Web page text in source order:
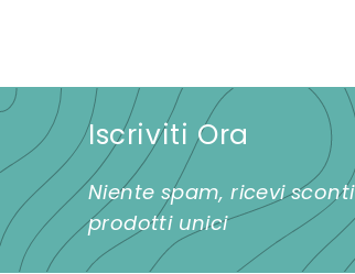
0
Iscriviti Ora
Niente spam, ricevi
prodotti unici